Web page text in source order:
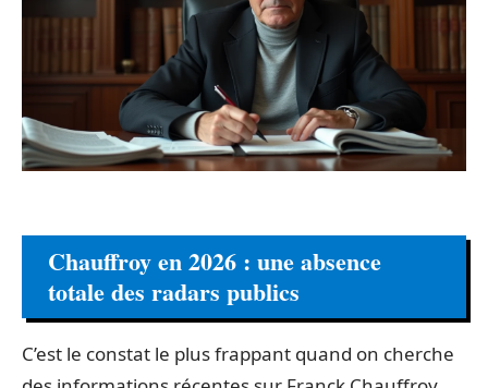
Chauffroy en 2026 : une absence
totale des radars publics
C’est le constat le plus frappant quand on cherche